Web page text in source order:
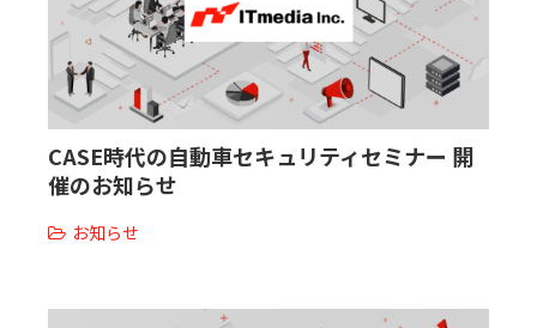
CASE時代の自動車セキュリティセミナー 開
催のお知らせ
お知らせ